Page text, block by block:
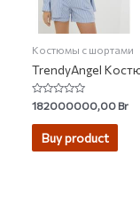
Костюмы с шортами
TrendyAngel
Rated
0
out
182000000,00Br
Buy product